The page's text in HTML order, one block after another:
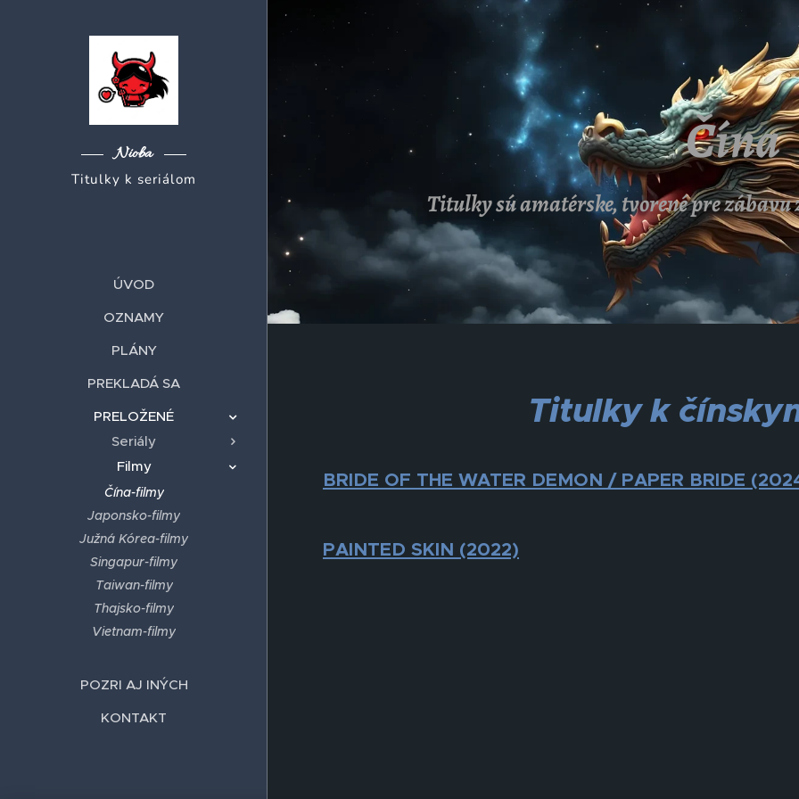
Nioba
Titulky k seriálom
ÚVOD
OZNAMY
PLÁNY
PREKLADÁ SA
PRELOŽENÉ
Seriály
Filmy
Čína-filmy
Japonsko-filmy
Južná Kórea-filmy
Singapur-filmy
Taiwan-filmy
Thajsko-filmy
Vietnam-filmy
POZRI AJ INÝCH
KONTAKT
Čína
Titulky sú amatérske, tvorené pre
Titulky k
BRIDE OF THE WATER DEMON / PAPER BRIDE
PAINTED SKIN (2022)